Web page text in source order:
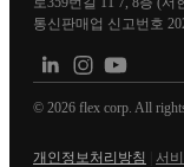
통신판매업 신고번호
© 2026 flex corp. All
개인정보처리방침 서